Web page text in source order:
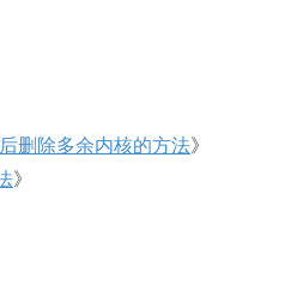
删除多余内核的方法》
》